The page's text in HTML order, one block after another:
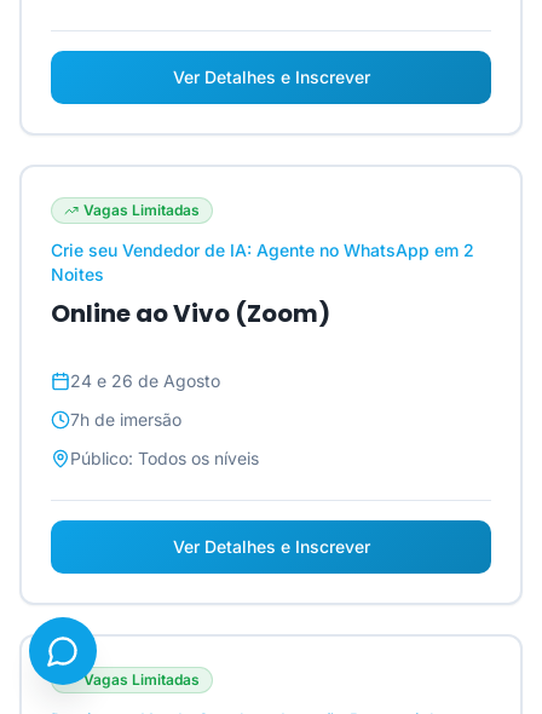
Ver Detalhes e Inscrever
Vagas Limitadas
Crie seu Vendedor de IA: Agente no WhatsApp em 2
Noites
Online ao Vivo (Zoom)
24 e 26 de Agosto
7h de imersão
Público: Todos os níveis
Ver Detalhes e Inscrever
Vagas Limitadas